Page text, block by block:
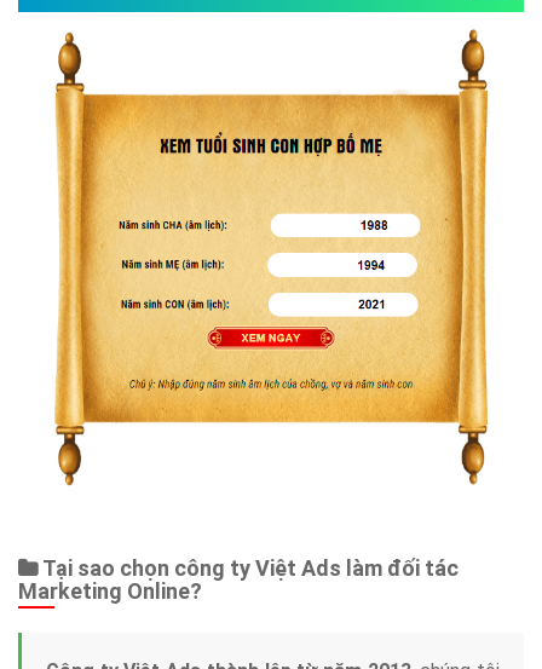
Bảng giá
Web Store
Dịch vụ liên quan
Other Ads
Quảng Cáo Google
App